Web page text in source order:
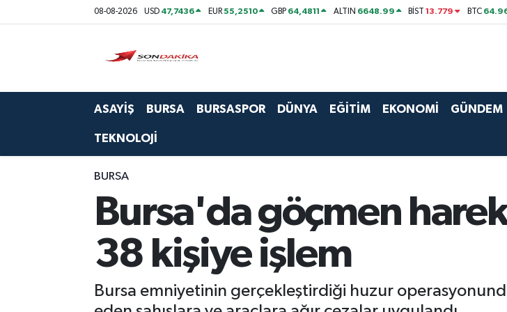
08-08-2026 USD 47,7436 EUR55,2510 GBP 64,4811 ALTIN 6648.99 BİST13.779 BTC
ASAYİŞ BURSA BURSASPOR DÜNYA EĞİTİM EKONOMİ GÜNDEM
TEKNOLOJİ
BURSA
Bursa'da göçmen
38 kişiye işlem
Bursa emniyetinin gerçekleştirdiği huzur
Ekonomi
Foto Galeri